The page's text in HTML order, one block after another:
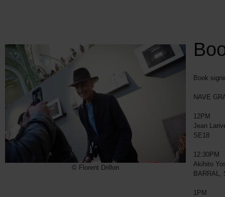
© Florent Drillon
Book
NAVE
12PM
Jean
SE18
12:30PM
Akihito
BARRAL,
1PM